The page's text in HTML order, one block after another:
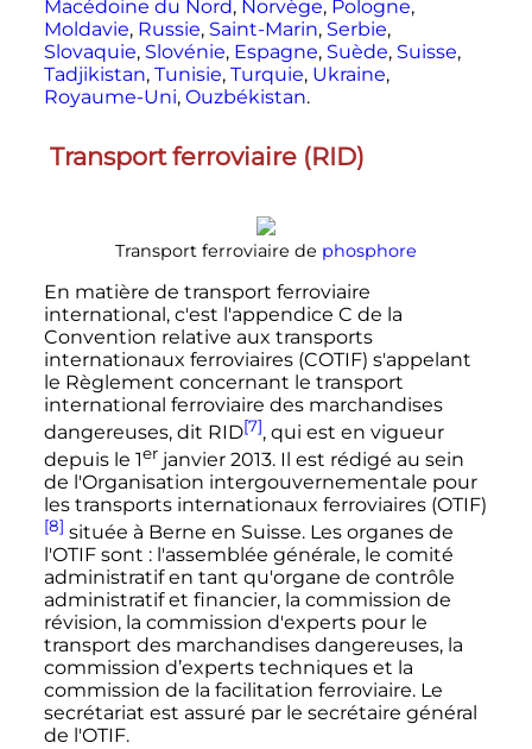
Macédoine du Nord, Norvège, Pologne,
Moldavie, Russie, Saint-Marin, Serbie,
Slovaquie, Slovénie, Espagne, Suède, Suisse,
Tadjikistan, Tunisie, Turquie, Ukraine,
Royaume-Uni, Ouzbékistan.
Transport ferroviaire (RID)
Transport ferroviaire de phosphore
En matière de transport ferroviaire
international, c'est l'appendice C de la
Convention relative aux transports
internationaux ferroviaires (COTIF) s'appelant
le Règlement concernant le transport
international ferroviaire des marchandises
dangereuses, dit RID[7], qui est en vigueur
depuis le 1er janvier 2013. Il est rédigé au sein
de l'Organisation intergouvernementale pour
les transports internationaux ferroviaires (OTIF)
[8] située à Berne en Suisse. Les organes de
l'OTIF sont : l'assemblée générale, le comité
administratif en tant qu'organe de contrôle
administratif et financier, la commission de
révision, la commission d'experts pour le
transport des marchandises dangereuses, la
commission d’experts techniques et la
commission de la facilitation ferroviaire. Le
secrétariat est assuré par le secrétaire général
de l'OTIF.